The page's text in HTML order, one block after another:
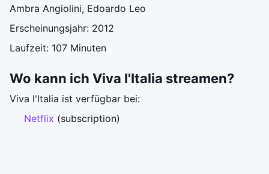
Ambra Angiolini, Edoardo Leo
Erscheinungsjahr: 2012
Laufzeit: 107 Minuten
Wo kann ich Viva l'Italia streamen?
Viva l'Italia ist verfügbar bei:
Netflix (subscription)